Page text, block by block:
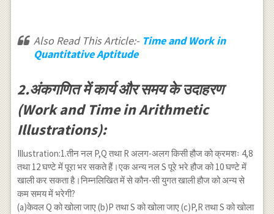
Also Read This Article:- Time and Work in
Quantitative Aptitude
2.अंकगणित में कार्य और समय के उदाहरण
(Work and Time in Arithmetic
Illustrations):
Illustration:1.तीन नल P,Q तथा R अलग-अलग किसी हौज को क्रमशः 4,8
तथा 12 घण्टे में पूरा भर सकते हैं।एक अन्य नल S पूरे भरे हौज को 10 घण्टे में
खाली कर सकता है।निम्नलिखित में से कौन-सी युगत खाली हौज को अन्य से
कम समय में भरेगी?
(a)केवल Q को खोला जाए (b)P तथा S को खोला जाए (c)P,R तथा S को खोला